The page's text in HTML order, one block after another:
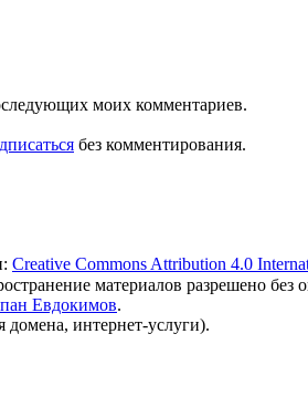
моих комментариев.
без комментирования.
Creative Commons Attribution 4.0
материалов разрешено без
Евдокимов.
домена, интернет-услуги).